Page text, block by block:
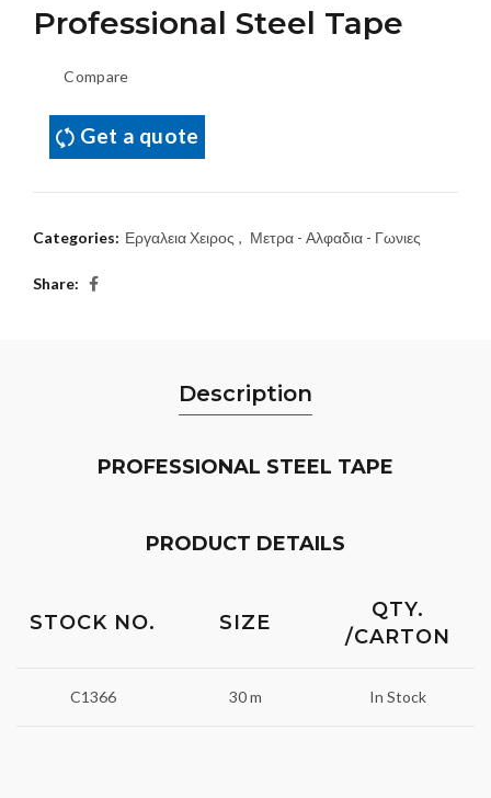
Professional Steel Tape
Compare
Get a quote
Categories: Εργαλεια Χειρος , Μετρα - Αλφαδια - Γωνιες
Share
Description
PROFESSIONAL STEEL TAPE
PRODUCT DETAILS
STOCK NO. SIZE
QTY.
/CARTON
C1366 30 m In Stock